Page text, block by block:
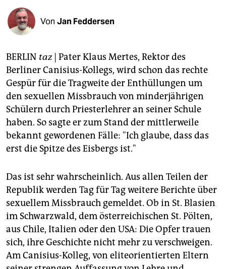
shop
fragen & hilfe
abo
genossenschaft
epaper login
Von Jan Feddersen
BERLIN taz| Pater Klaus Mertes, Rektor des
Berliner Canisius-Kollegs, wird schon das rechte
Gespür für die Tragweite der Enthüllungen um
den sexuellen Missbrauch von minderjährigen
Schülern durch Priesterlehrer an seiner Schule
haben. So sagte er zum Stand der mittlerweile
bekannt gewordenen Fälle: "Ich glaube, dass das
erst die Spitze des Eisbergs ist."
Das ist sehr wahrscheinlich. Aus allen Teilen der
Republik werden Tag für Tag weitere Berichte über
sexuellem Missbrauch gemeldet. Ob in St. Blasien
im Schwarzwald, dem österreichischen St. Pölten,
aus Chile, Italien oder den USA: Die Opfer trauen
sich, ihre Geschichte nicht mehr zu verschweigen.
Am Canisius-Kolleg, von eliteorientierten Eltern